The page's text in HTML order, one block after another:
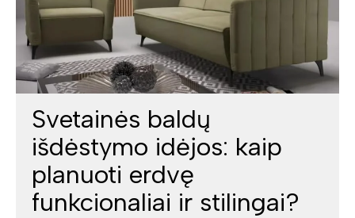
Svetainės baldų
išdėstymo idėjos: kaip
planuoti erdvę
funkcionaliai ir stilingai?